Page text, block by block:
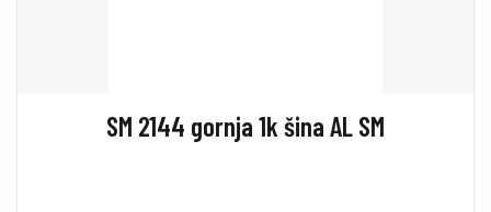
SM 2144 gornja 1k šina AL SM